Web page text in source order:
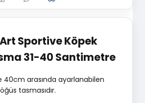
Sportive Köpek
31-40 Santimetre
40cm arasında ayarlanabilen
tasmasıdır.